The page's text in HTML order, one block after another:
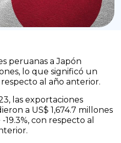
peruanas a Japón
lo que significó un
al año anterior.
las exportaciones
a US$ 1,674.7 millones
con respecto al